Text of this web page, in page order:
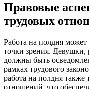
Правовые
трудовых
Работа на полдня может
точки зрения. Девушки,
должны быть
рамках трудового
работа на полдня также
отношений, что